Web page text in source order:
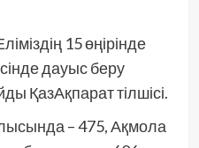
15 өңірінде
дауыс беру
ҚазАқпарат тілшісі.
– 475, Ақмола